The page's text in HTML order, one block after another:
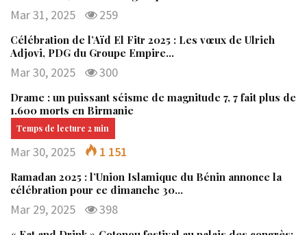
Mar 31, 2025 259
Célébration de l’Aïd El Fitr 2025 : Les vœux de Ulrich
Adjovi, PDG du Groupe Empire…
Mar 30, 2025 300
Drame : un puissant séisme de magnitude 7, 7 fait plus de
1.600 morts en Birmanie
Mar 30, 2025 1 151
Ramadan 2025 : l’Union Islamique du Bénin annonce la
célébration pour ce dimanche 30…
Mar 29, 2025 398